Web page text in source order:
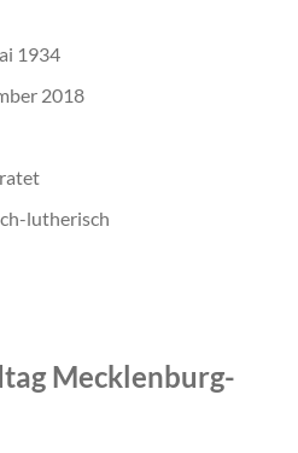
1934
2018
lutherisch
Mecklenburg-